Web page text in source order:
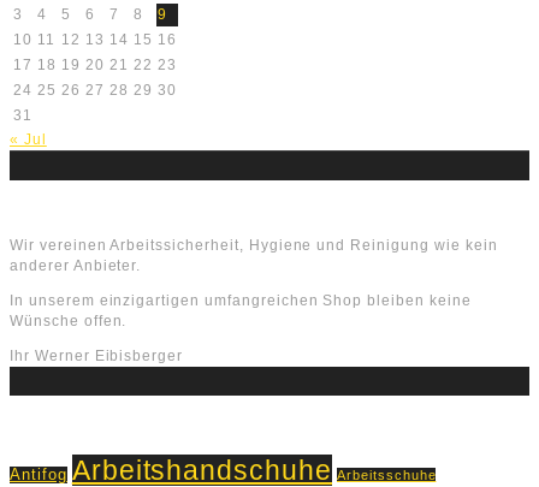
3
4 5 6 7 8
9
10 11 12 13 14 15 16
17 18 19 20 21 22 23
24 25 26 27 28 29 30
31
« Jul
Wir vereinen Arbeitssicherheit, Hygiene und Reinigung wie kein
anderer Anbieter.
In unserem einzigartigen umfangreichen Shop bleiben keine
Wünsche offen.
Ihr Werner Eibisberger
Antifog Arbeitshandschuhe Arbeitsschuhe